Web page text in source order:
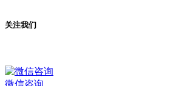
关注我们
微信咨询